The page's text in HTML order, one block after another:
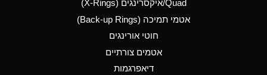
(Aqueous)
Aluminum Phosphate
Quad/איקסרינגים (X-Rings)
אטמי תמיכה (Back-up Rings)
חוטי אורינגים
אטמים צורתיים
דיאפרגמות